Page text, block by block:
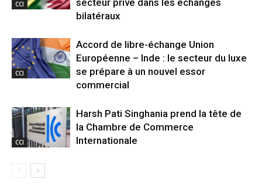
CCI
secteur privé dans les échanges
bilatéraux
CCI
Accord de libre-échange Union
Européenne – Inde : le secteur du luxe
se prépare à un nouvel essor
commercial
CCI
Harsh Pati Singhania prend la tête de
la Chambre de Commerce
Internationale